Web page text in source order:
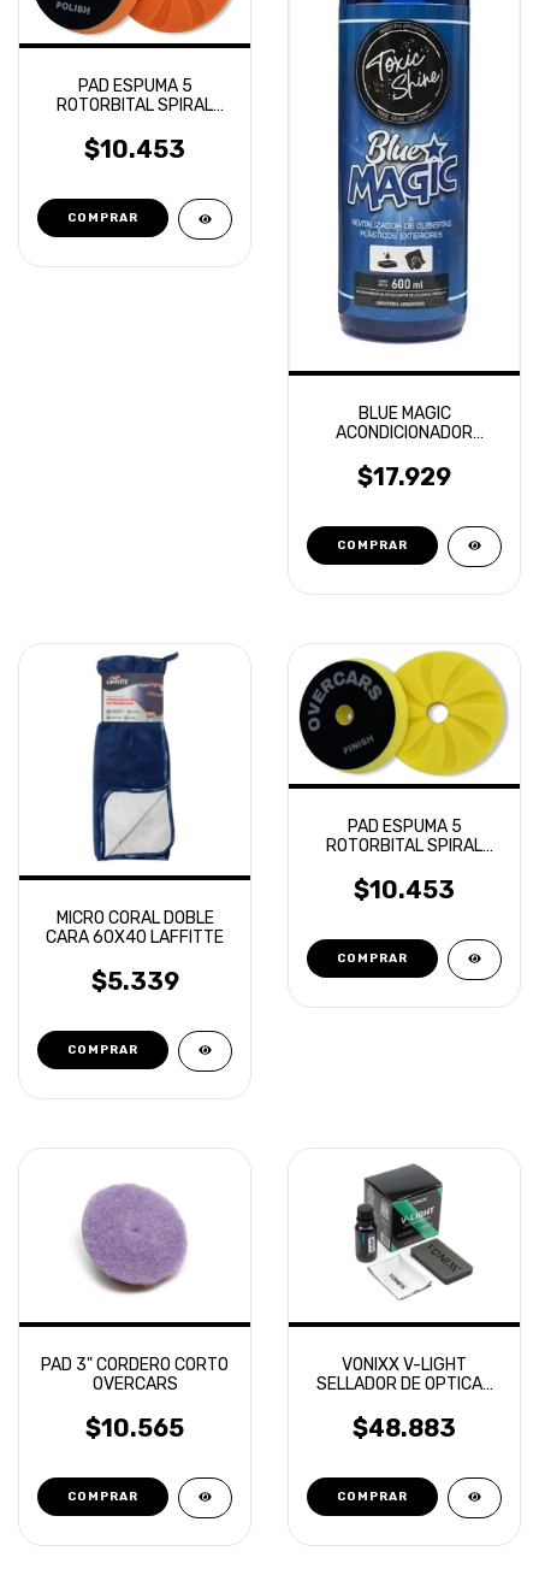
PAD ESPUMA 5
ROTORBITAL SPIRAL
OVERCARS
$10.453
BLUE MAGIC
ACONDICIONADOR
SHINE
$17.929
MICRO CORAL DOBLE
CARA 60X40 LAFFITTE
$5.339
PAD ESPUMA 5
ROTORBITAL SPIRAL
OVERCARS
$10.453
PAD 3" CORDERO CORTO
OVERCARS
$10.565
VONIXX V-LIGHT
SELLADOR DE OPTICAS
$48.883